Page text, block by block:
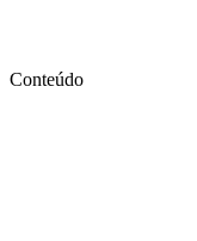
Conteúdo